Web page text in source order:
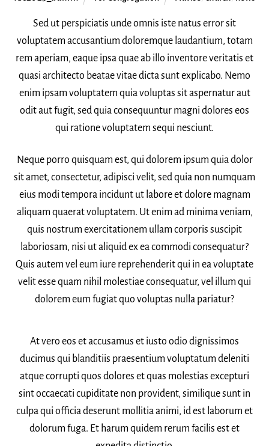
Sed ut perspiciatis unde omnis iste natus error sit
voluptatem accusantium doloremque laudantium, totam
rem aperiam, eaque ipsa quae ab illo inventore veritatis et
quasi architecto beatae vitae dicta sunt explicabo. Nemo
enim ipsam voluptatem quia voluptas sit aspernatur aut
odit aut fugit, sed quia consequuntur magni dolores eos
qui ratione voluptatem sequi nesciunt.
Neque porro quisquam est, qui dolorem ipsum quia dolor
sit amet, consectetur, adipisci velit, sed quia non numquam
eius modi tempora incidunt ut labore et dolore magnam
aliquam quaerat voluptatem. Ut enim ad minima veniam,
quis nostrum exercitationem ullam corporis suscipit
laboriosam, nisi ut aliquid ex ea commodi consequatur?
Quis autem vel eum iure reprehenderit qui in ea voluptate
velit esse quam nihil molestiae consequatur, vel illum qui
dolorem eum fugiat quo voluptas nulla pariatur?
At vero eos et accusamus et iusto odio dignissimos
ducimus qui blanditiis praesentium voluptatum deleniti
atque corrupti quos dolores et quas molestias excepturi
sint occaecati cupiditate non provident, similique sunt in
culpa qui officia deserunt mollitia animi, id est laborum et
dolorum fuga. Et harum quidem rerum facilis est et